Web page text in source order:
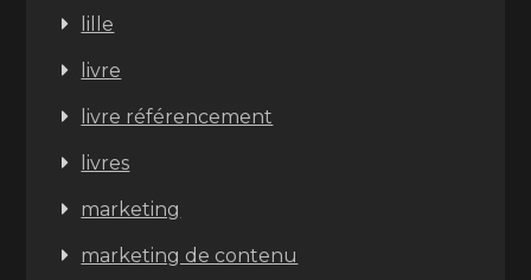
lille
livre
livre référencement
livres
marketing
marketing de contenu